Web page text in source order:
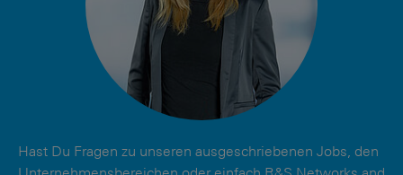
Hast Du Fragen zu unseren ausgeschriebenen Jobs, den